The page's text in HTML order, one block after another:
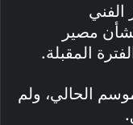
الفني
مصير
المقبلة.
الحالي، ولم